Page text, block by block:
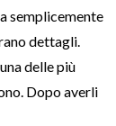
semplicemente
dettagli.
delle più
Dopo averli